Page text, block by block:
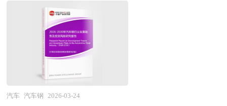
务行业研究单位等公布和提供的大量资料。报告对
我国铁路运输服务行业的供需状况、发展现状、子
行业发展变化等进行了分析，重点分析了国内外铁
路运输服务行业的发展现状、如何面对行业的发展
挑战、行业的发展建议、行业竞争力，以及行业的
投资分析和趋势预测等等。报告还综合了铁路运输
服务行业的整体发展动态，对行业在产品方面提供
普华咨询公司领衔撰写，在大量周密的市场调研基
础上，主要依据了国家统计局、国家商务部、国家
发改委、国家经济信息中心、国务院发展研究中
心、国家海关总署、全国商业信息中心、中国经济
景气监测中心、中国行业研究网、全国及海外相关
报刊杂志的基础信息以及电动自行车行业研究单位
等公布和提供的大量资料。报告对我国电动自行车
和空话。报告附加了与行业相关的数据、政策法规
目录、主要企业信息及行业的大事记等，为投资者
和业界人士提供了一幅生动的行业全景图。 本研
究咨询报告由中研普华咨询公司领衔撰写，在大量
周密的市场调研基础上，主要依据了国家统计局、
国家商务部、国家发改委、国家经济信息中心、国
的安全支撑；而专属的运动化内饰设计、高性能座
椅等细节，则进一步强化了驾驶的沉浸感与专属
感。 本研究咨询报告由中研普华咨询公司领衔撰
写，在大量周密的市场调研基础上，主要依据了国
家统计局、国家商务部、国家发改委、国家经济信
息中心、国务院发展研究中心、全国商业信息中
心、中国经济景气监测中心、中国行业研究网、全
度与高塑性协同发展的方向演进，强塑积（抗拉强
度×延伸率）已成为衡量其综合性能的核心指标。
现代汽车车身由多种不同强度等级的钢材拼焊而
成，依据受力环境差异实现“好钢用在刀刃上”的设
计理念，尤其在A柱、B柱、门槛梁、车门防撞梁
等关键部位普遍采用抗拉强度达1200MPa以上的高
汽车 汽车钢 2026-03-24